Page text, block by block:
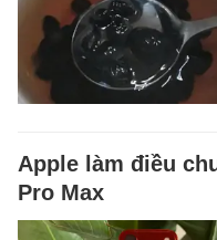
Apple làm điều
Pro Max